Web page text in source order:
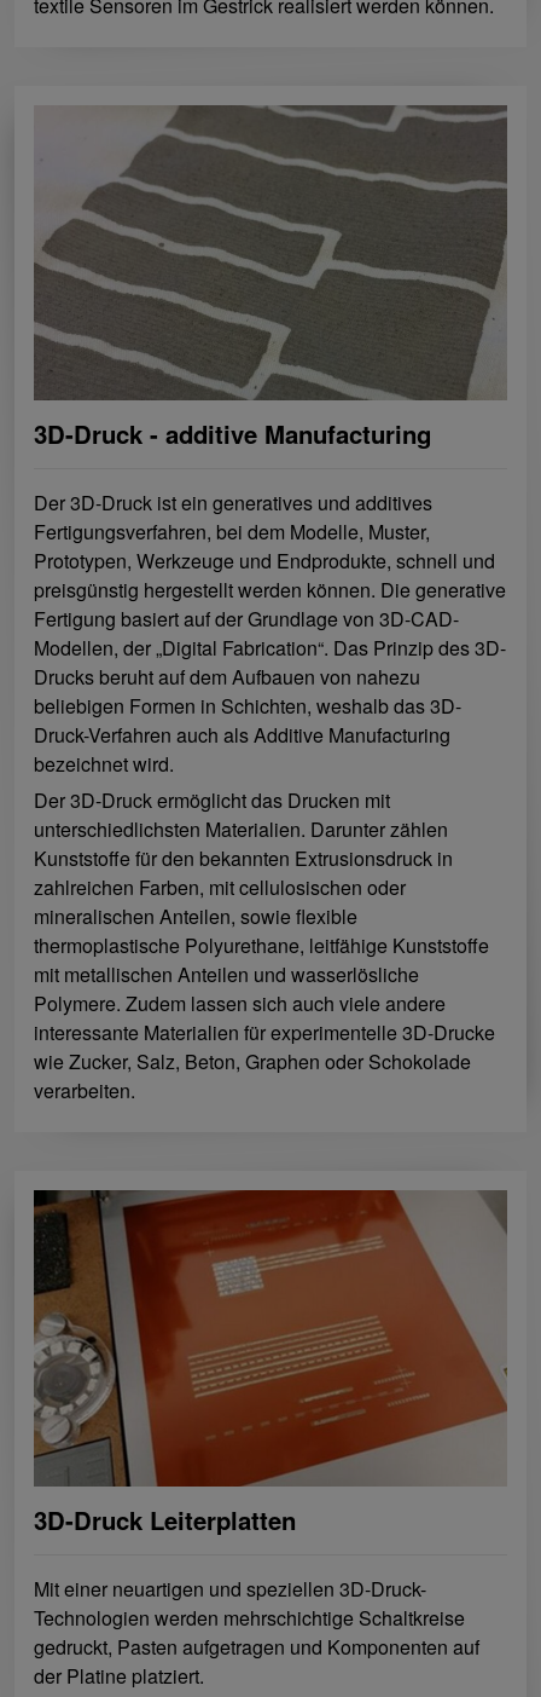
3D-Druck - additive Manufacturing
Der 3D-Druck ist ein generatives und additives
Fertigungsverfahren, bei dem Modelle, Muster,
Prototypen, Werkzeuge und Endprodukte, schnell und
preisgünstig hergestellt werden können. Die generative
Fertigung basiert auf der Grundlage von 3D-CAD-
Modellen, der „Digital Fabrication“. Das Prinzip des 3D-
Drucks beruht auf dem Aufbauen von nahezu
beliebigen Formen in Schichten, weshalb das 3D-
Druck-Verfahren auch als Additive Manufacturing
bezeichnet wird.
Der 3D-Druck ermöglicht das Drucken mit
unterschiedlichsten Materialien. Darunter zählen
Kunststoffe für den bekannten Extrusionsdruck in
zahlreichen Farben, mit cellulosischen oder
mineralischen Anteilen, sowie flexible
thermoplastische Polyurethane, leitfähige Kunststoffe
mit metallischen Anteilen und wasserlösliche
Polymere. Zudem lassen sich auch viele andere
interessante Materialien für experimentelle 3D-Drucke
wie Zucker, Salz, Beton, Graphen oder Schokolade
verarbeiten.
3D-Druck Leiterplatten
Mit einer neuartigen und speziellen 3D-Druck-
Technologien werden mehrschichtige Schaltkreise
gedruckt, Pasten aufgetragen und Komponenten auf
der Platine platziert.